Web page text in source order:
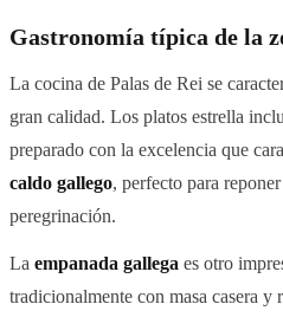
Gastronomía típica de la
La cocina de Palas de Rei se
gran calidad. Los platos estrella
preparado con la excelencia que
caldo gallego, perfecto para
peregrinación.
La empanada gallega es otro
tradicionalmente con masa casera y